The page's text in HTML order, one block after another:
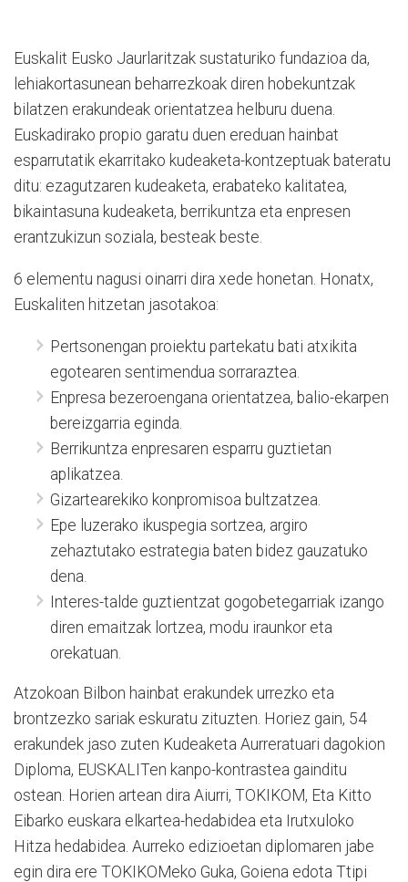
Euskalit Eusko Jaurlaritzak sustaturiko fundazioa da,
lehiakortasunean beharrezkoak diren hobekuntzak
bilatzen erakundeak orientatzea helburu duena.
Euskadirako propio garatu duen ereduan hainbat
esparrutatik ekarritako kudeaketa-kontzeptuak bateratu
ditu: ezagutzaren kudeaketa, erabateko kalitatea,
bikaintasuna kudeaketa, berrikuntza eta enpresen
erantzukizun soziala, besteak beste.
6 elementu nagusi oinarri dira xede honetan. Honatx,
Euskaliten hitzetan jasotakoa:
Pertsonengan proiektu partekatu bati atxikita
egotearen sentimendua sorraraztea.
Enpresa bezeroengana orientatzea, balio-ekarpen
bereizgarria eginda.
Berrikuntza enpresaren esparru guztietan
aplikatzea.
Gizartearekiko konpromisoa bultzatzea.
Epe luzerako ikuspegia sortzea, argiro
zehaztutako estrategia baten bidez gauzatuko
dena.
Interes-talde guztientzat gogobetegarriak izango
diren emaitzak lortzea, modu iraunkor eta
orekatuan.
Atzokoan Bilbon hainbat erakundek urrezko eta
brontzezko sariak eskuratu zituzten. Horiez gain, 54
erakundek jaso zuten Kudeaketa Aurreratuari dagokion
Diploma, EUSKALITen kanpo-kontrastea gainditu
ostean. Horien artean dira Aiurri, TOKIKOM, Eta Kitto
Eibarko euskara elkartea-hedabidea eta Irutxuloko
Hitza hedabidea. Aurreko edizioetan diplomaren jabe
egin dira ere TOKIKOMeko Guka, Goiena edota Ttipi